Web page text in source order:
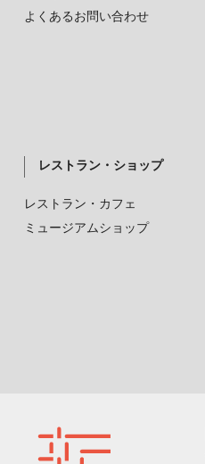
よくあるお問い合わせ
レストラン・ショップ
レストラン・カフェ
ミュージアムショップ